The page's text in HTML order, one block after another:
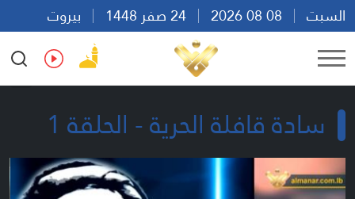
السبت
بيروت
20:35
Ar En Fr Es
سادة قافلة الحرية - الحلقة 1